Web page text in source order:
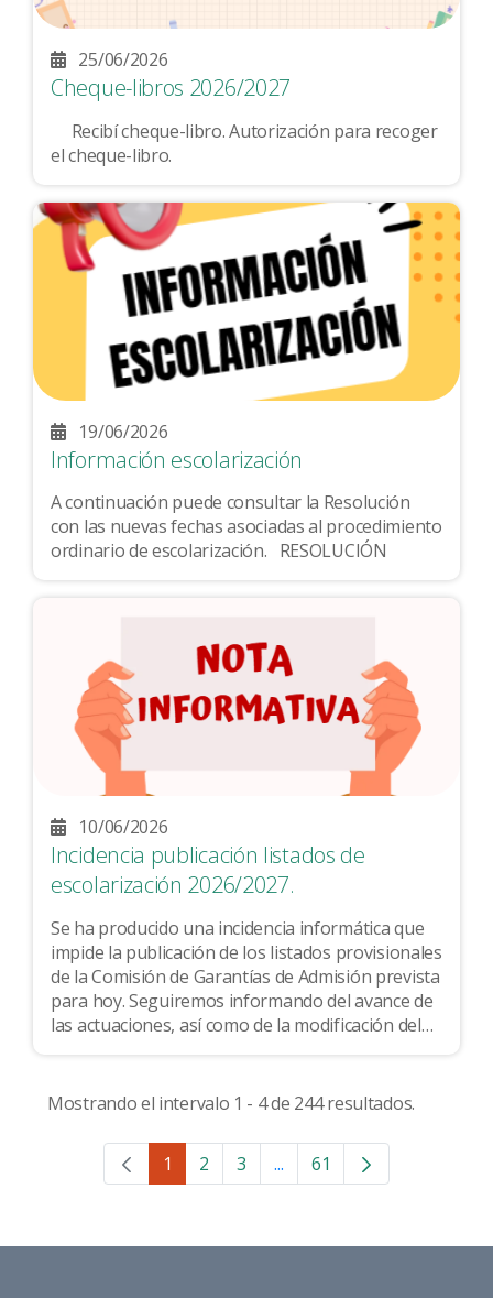
25/06/2026
Cheque-libros 2026/2027
el cheque-libro.
19/06/2026
Información escolarización
A continuación puede consultar la Resolución
con las nuevas fechas asociadas al procedimiento
ordinario de escolarización. RESOLUCIÓN
10/06/2026
Incidencia publicación listados de
escolarización 2026/2027.
Se ha producido una incidencia informática que
impide la publicación de los listados provisionales
de la Comisión de Garantías de Admisión prevista
para hoy. Seguiremos informando del avance de
las actuaciones, así como de la modificación del
Mostrando el intervalo 1 - 4 de 244 resultados.
Página
1 Página
2 Página
3 ...Páginas intermedias Use
Página
61